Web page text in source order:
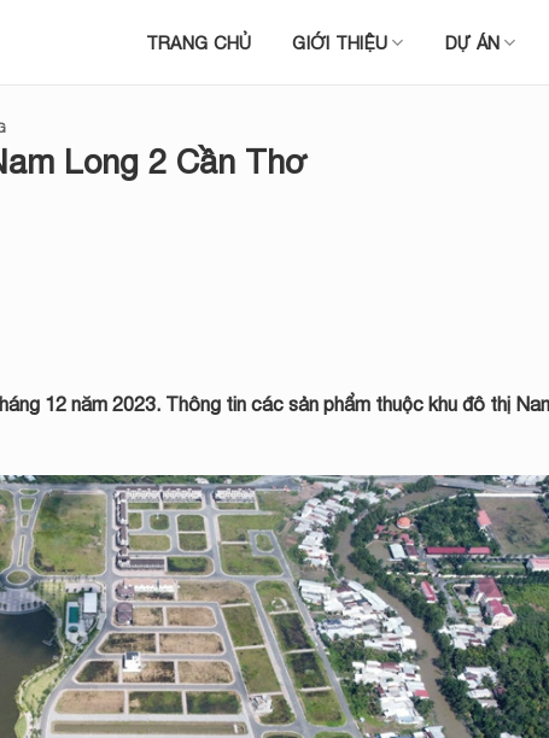
TRANG CHỦ GIỚI THIỆU DỰ ÁN
Long 2 Cần Thơ
12 năm 2023. Thông tin các sản phẩm thuộc khu đô thị